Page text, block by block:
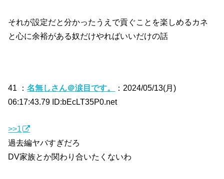
それが設定だと分かったうえで貢ぐことを楽しめるカネ
と心に余裕がある奴だけやればいいだけの話
41 ：名無しさん＠涙目です。
：2024/05/13(月)
06:17:43.79 ID:bEcLT35P0.net
>>1
過去編ヤバすぎだろ
DV家族とか関わり合いたくないわ